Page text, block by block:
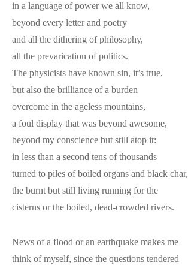
in a language of power we all know,
beyond every letter and poetry
and all the dithering of philosophy,
all the prevarication of politics.
The physicists have known sin, it’s true,
but also the brilliance of a burden
overcome in the ageless mountains,
a foul display that was beyond awesome,
beyond my conscience but still atop it:
in less than a second tens of thousands
turned to piles of boiled organs and black char,
the burnt but still living running for the
cisterns or the boiled, dead-crowded rivers.
News of a flood or an earthquake makes me
think of myself, since the questions tendered